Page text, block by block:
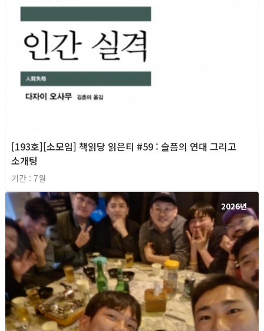
[193호][소모임] 책읽당 읽은티 #59 : 슬픔의 연대 그리고
소개팅
기간 : 7월
2026년